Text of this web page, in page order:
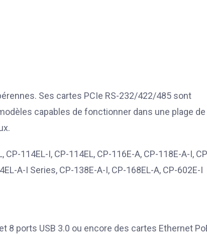
Ses cartes PCIe RS-232/422/485 sont
capables de fonctionner dans une plage de
114EL-I, CP-114EL, CP-116E-A, CP-118E-A-I,
A-I Series, CP-138E-A-I, CP-168EL-A, CP-602E-I
8 ports USB 3.0 ou encore des cartes Ethernet